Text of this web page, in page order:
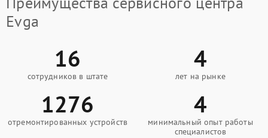
Evga
16
сотрудников в штате
4
лет на рынке
1276
отремонтированных устройств
4
минимальный опыт работы
специалистов